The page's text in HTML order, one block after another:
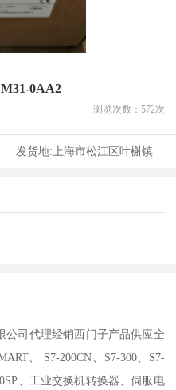
0AA2
浏览次数： 572次
发货地: 上海市松江区叶榭镇
代理经销西门子产品供应全
、 S7-200CN、S7-300、S7-
、工业交换机转换器、伺服电